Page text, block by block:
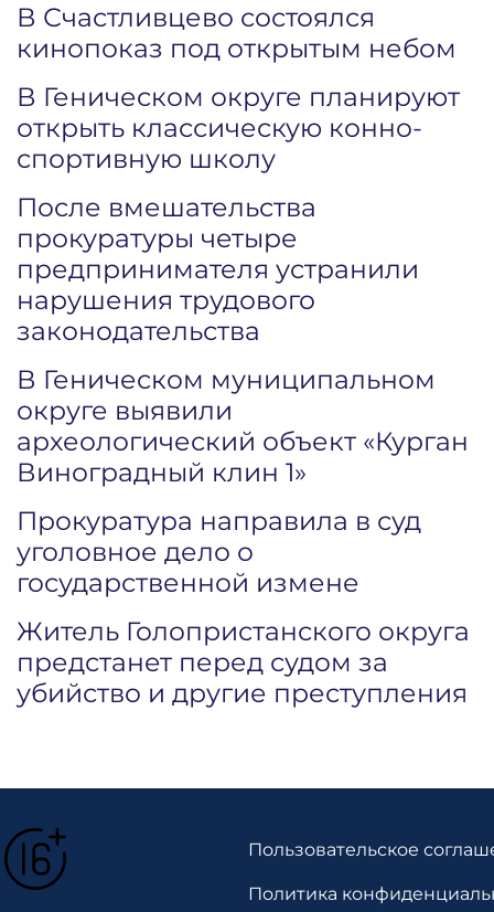
В Счастливцево состоялся
кинопоказ под открытым небом
В Геническом округе планируют
открыть классическую конно-
спортивную школу
После вмешательства
прокуратуры четыре
предпринимателя устранили
нарушения трудового
законодательства
В Геническом муниципальном
округе выявили
археологический объект «Курган
Виноградный клин 1»
Прокуратура направила в суд
уголовное дело о
государственной измене
Житель Голопристанского округа
предстанет перед судом за
убийство и другие преступления
Пользовательское
Политика